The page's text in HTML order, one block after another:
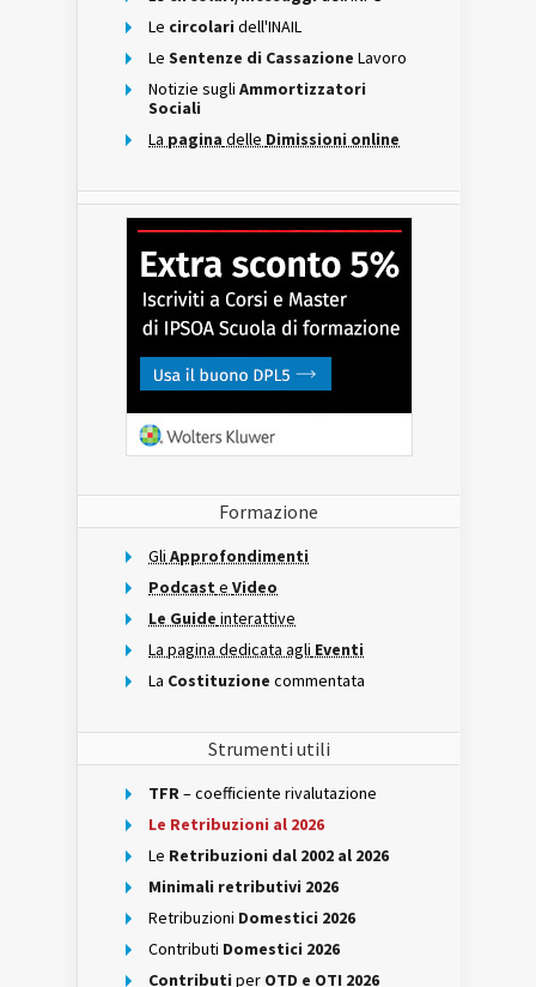
Le circolari dell'INAIL
Le Sentenze di Cassazione Lavoro
Notizie sugli Ammortizzatori
Sociali
La pagina delle Dimissioni online
Formazione
Gli Approfondimenti
Podcast e Video
Le Guide interattive
La pagina dedicata agli Eventi
La Costituzione commentata
Strumenti utili
TFR– coefficiente rivalutazione
Le Retribuzioni al 2026
Le Retribuzioni dal 2002 al 2026
Minimali retributivi 2026
Retribuzioni Domestici 2026
Contributi Domestici 2026
Contributi per OTD e OTI 2026